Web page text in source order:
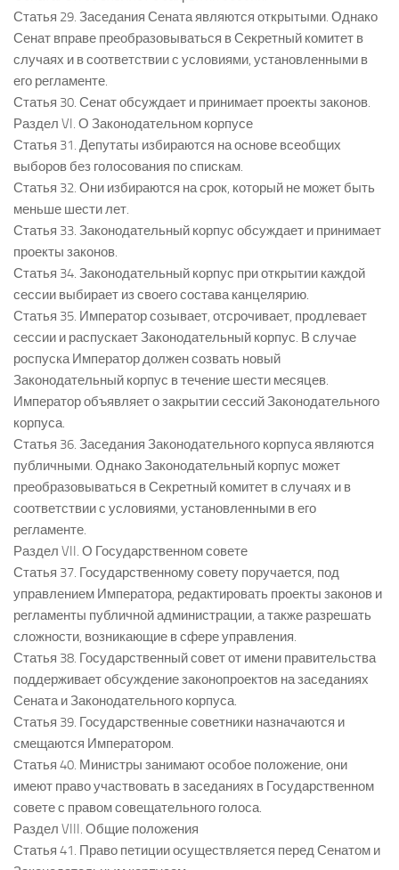
Статья 29. Заседания Сената являются открытыми. Однако
Сенат вправе преобразовываться в Секретный комитет в
случаях и в соответствии с условиями, установленными в
его регламенте.
Статья 30. Сенат обсуждает и принимает проекты законов.
Раздел VI. О Законодательном корпусе
Статья 31. Депутаты избираются на основе всеобщих
выборов без голосования по спискам.
Статья 32. Они избираются на срок, который не может быть
меньше шести лет.
Статья 33. Законодательный корпус обсуждает и принимает
проекты законов.
Статья 34. Законодательный корпус при открытии каждой
сессии выбирает из своего состава канцелярию.
Статья 35. Император созывает, отсрочивает, продлевает
сессии и распускает Законодательный корпус. В случае
роспуска Император должен созвать новый
Законодательный корпус в течение шести месяцев.
Император объявляет о закрытии сессий Законодательного
корпуса.
Статья 36. Заседания Законодательного корпуса являются
публичными. Однако Законодательный корпус может
преобразовываться в Секретный комитет в случаях и в
соответствии с условиями, установленными в его
регламенте.
Раздел VII. О Государственном совете
Статья 37. Государственному совету поручается, под
управлением Императора, редактировать проекты законов и
регламенты публичной администрации, а также разрешать
сложности, возникающие в сфере управления.
Статья 38. Государственный совет от имени правительства
поддерживает обсуждение законопроектов на заседаниях
Сената и Законодательного корпуса.
Статья 39. Государственные советники назначаются и
смещаются Императором.
Статья 40. Министры занимают особое положение, они
имеют право участвовать в заседаниях в Государственном
совете с правом совещательного голоса.
Раздел VIII. Общие положения
Статья 41. Право петиции осуществляется перед Сенатом и